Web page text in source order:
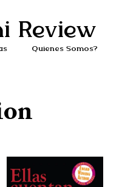
Review
Quiénes Somos?